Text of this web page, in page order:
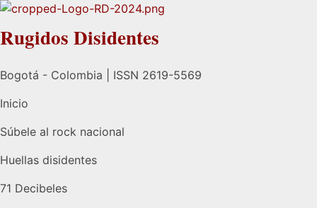
Rugidos Disidentes
Bogotá - Colombia | ISSN 2619-5569
Inicio
Súbele al rock nacional
Huellas disidentes
71 Decibeles